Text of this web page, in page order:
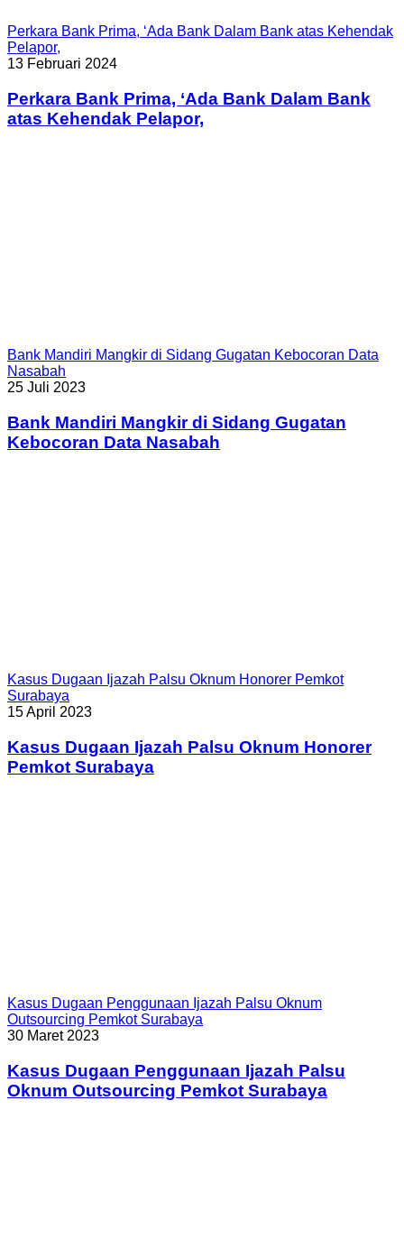
Perkara Bank Prima, ‘Ada Bank Dalam Bank atas Kehendak
Pelapor,
13 Februari 2024
Perkara Bank Prima, ‘Ada Bank Dalam Bank
atas Kehendak Pelapor,
Bank Mandiri Mangkir di Sidang Gugatan Kebocoran Data
Nasabah
25 Juli 2023
Bank Mandiri Mangkir di Sidang Gugatan
Kebocoran Data Nasabah
Kasus Dugaan Ijazah Palsu Oknum Honorer Pemkot
Surabaya
15 April 2023
Kasus Dugaan Ijazah Palsu Oknum Honorer
Pemkot Surabaya
Kasus Dugaan Penggunaan Ijazah Palsu Oknum
Outsourcing Pemkot Surabaya
30 Maret 2023
Kasus Dugaan Penggunaan Ijazah Palsu
Oknum Outsourcing Pemkot Surabaya